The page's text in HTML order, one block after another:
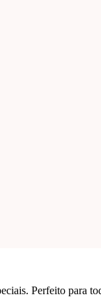
Perfeito para